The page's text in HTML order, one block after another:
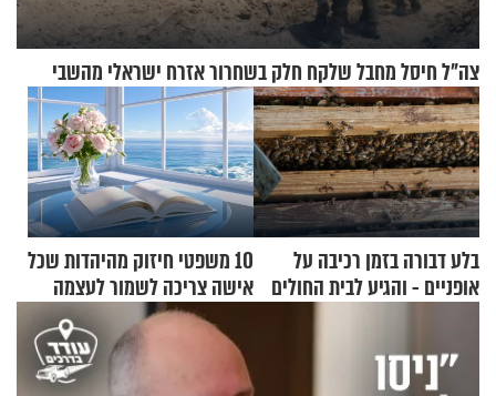
צה"ל חיסל מחבל שלקח חלק בשחרור אזרח ישראלי מהשבי
בלע דבורה בזמן רכיבה על
אופניים - והגיע לבית החולים
10 משפטי חיזוק מהיהדות שכל
אישה צריכה לשמור לעצמה